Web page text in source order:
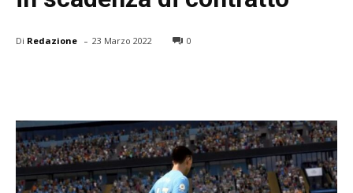
Di Redazione - 23 Marzo 2022 0